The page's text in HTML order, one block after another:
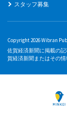
スタッフ募集
Copyright 2026 Wibran
佐賀経済新聞に掲載の
賀経済新聞またはその情